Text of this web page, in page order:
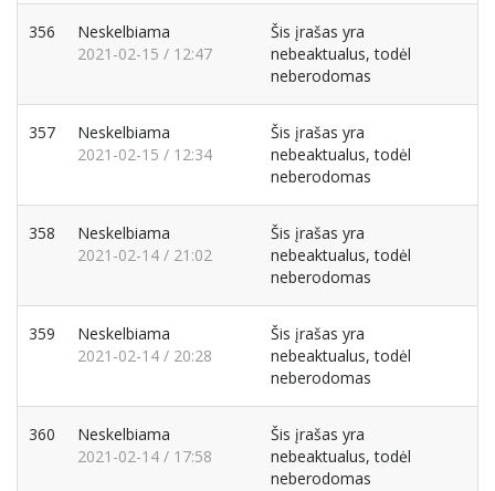
356
Neskelbiama
2021-02-15 / 12:47
Šis įrašas yra
nebeaktualus, todėl
neberodomas
357
Neskelbiama
2021-02-15 / 12:34
Šis įrašas yra
nebeaktualus, todėl
neberodomas
358
Neskelbiama
2021-02-14 / 21:02
Šis įrašas yra
nebeaktualus, todėl
neberodomas
359
Neskelbiama
2021-02-14 / 20:28
Šis įrašas yra
nebeaktualus, todėl
neberodomas
360
Neskelbiama
2021-02-14 / 17:58
Šis įrašas yra
nebeaktualus, todėl
neberodomas